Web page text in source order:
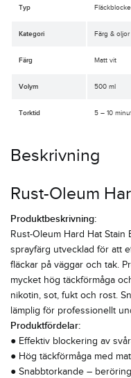
Typ
Kategori Färg & oljor
Färg Matt vit
Volym 500 ml
Torktid 5 – 10
Beskrivning
Rust-Oleum
Produktbeskrivning:
Rust-Oleum Hard Hat
sprayfärg utvecklad för att
fläckar på väggar och tak.
mycket hög täckförmåga
nikotin, sot, fukt och rost.
lämplig för professionellt
Produktfördelar:
● Effektiv blockering av
● Hög täckförmåga med
● Snabbtorkande –